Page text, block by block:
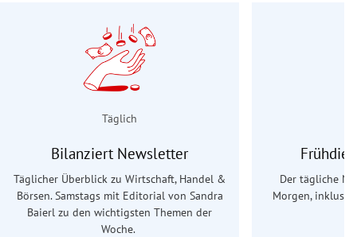
Täglich
Bilanziert Newsletter
Täglicher Überblick zu Wirtschaft, Handel &
Börsen. Samstags mit Editorial von Sandra
Baierl zu den wichtigsten Themen der
Woche.
Der tägliche
Morgen,